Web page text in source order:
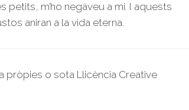
petits, m’ho negàveu a mi. I aquests
aniran a la vida eterna.
pròpies o sota Llicència Creative